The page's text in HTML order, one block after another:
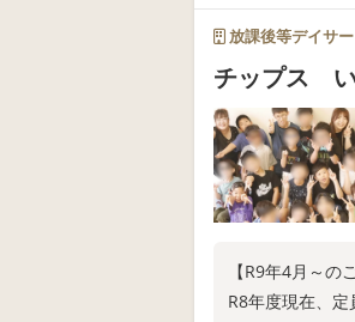
放課後等デイサ
チップス
【R9年4月～の
R8年度現在、